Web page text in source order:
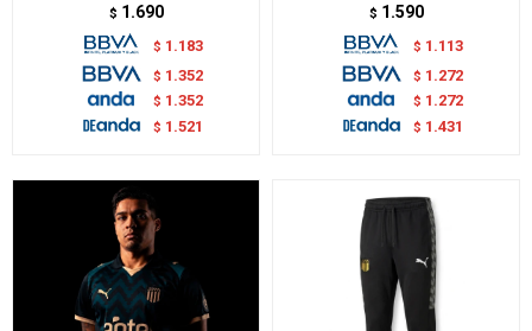
$ 1.690
$ 1.183
$ 1.352
$ 1.352
$ 1.521
$ 1.590
$ 1.113
$ 1.272
$ 1.272
$ 1.431